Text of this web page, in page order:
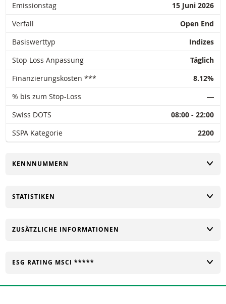
Emissionstag
15 Juni 2026
Verfall
Open End
Basiswerttyp
Indizes
Stop Loss Anpassung
Täglich
Finanzierungskosten ***
8.12%
% bis zum Stop-Loss
―
Swiss DOTS
08:00 - 22:00
SSPA Kategorie
2200
UMSCHALTEN
KENNNUMMERN
UMSCHALTEN
STATISTIKEN
UMSCHALTEN
ZUSÄTZLICHE INFORMATIONEN
UMSCHALTEN
ESG RATING MSCI *****